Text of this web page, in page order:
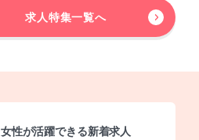
求人特集一覧へ
女性が活躍できる新着求人